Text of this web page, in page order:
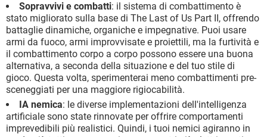
Sopravvivi e combatti: il sistema di combattimento è
stato migliorato sulla base di The Last of Us Part II, offrendo
battaglie dinamiche, organiche e impegnative. Puoi usare
armi da fuoco, armi improvvisate e proiettili, ma la furtività e
il combattimento corpo a corpo possono essere una buona
alternativa, a seconda della situazione e del tuo stile di
gioco. Questa volta, sperimenterai meno combattimenti pre-
sceneggiati per una maggiore rigiocabilità.
IA nemica: le diverse implementazioni dell'intelligenza
artificiale sono state rinnovate per offrire comportamenti
imprevedibili più realistici. Quindi, i tuoi nemici agiranno in